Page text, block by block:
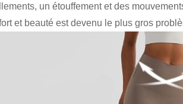
un étouffement et des
et beauté est devenu le plus gros